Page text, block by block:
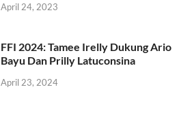
April 24, 2023
FFI 2024: Tamee Irelly Dukung Ario
Bayu Dan Prilly Latuconsina
April 23, 2024